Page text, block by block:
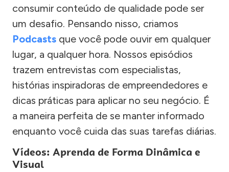
consumir conteúdo de qualidade pode ser
um desafio. Pensando nisso, criamos
Podcasts que você pode ouvir em qualquer
lugar, a qualquer hora. Nossos episódios
trazem entrevistas com especialistas,
histórias inspiradoras de empreendedores e
dicas práticas para aplicar no seu negócio. É
a maneira perfeita de se manter informado
enquanto você cuida das suas tarefas diárias.
Vídeos: Aprenda de Forma Dinâmica e
Visual